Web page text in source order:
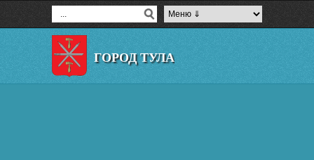
ГОРОД ТУЛА